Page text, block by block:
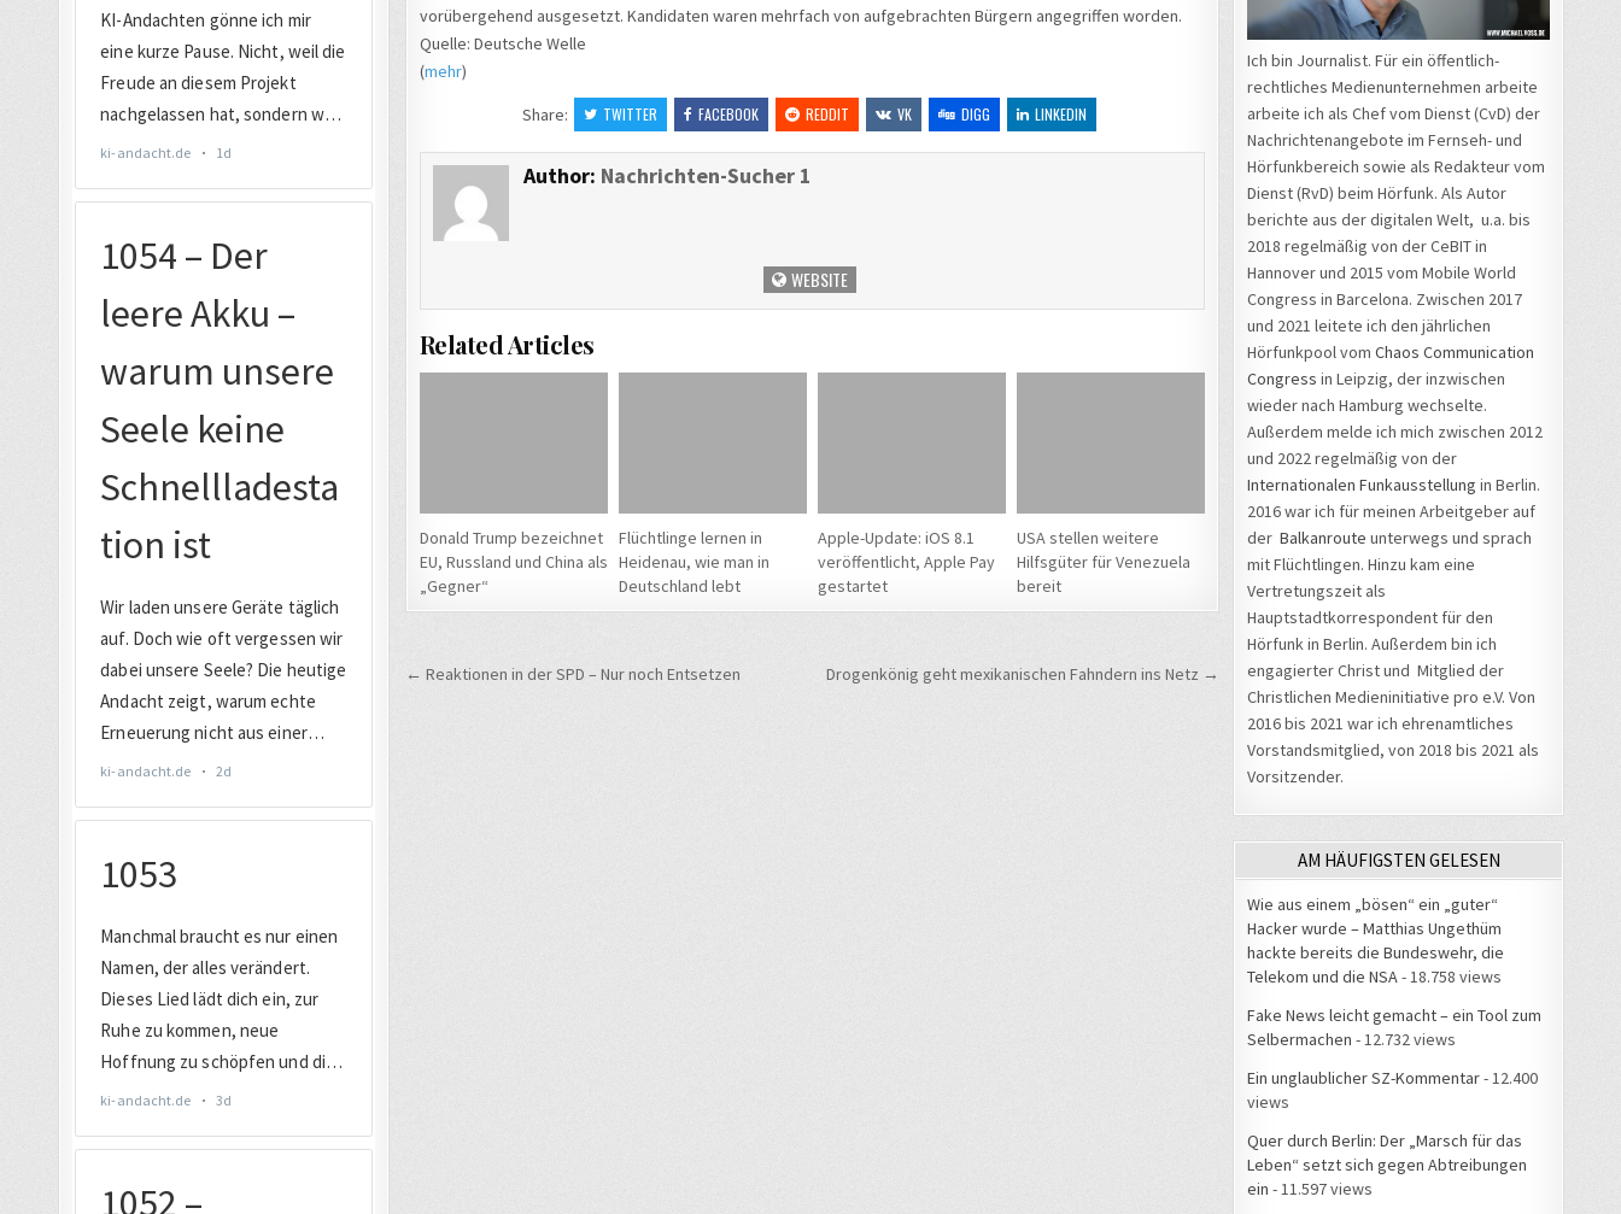
vorübergehend ausgesetzt. Kandidaten waren mehrfach von aufgebrachten Bürgern angegriffen worden.
Quelle: Deutsche Welle
(mehr)
Share:
TWITTER FACEBOOK REDDIT VK DIGG LINKEDIN
Author: Nachrichten-Sucher 1
WEBSITE
Related Articles
Donald Trump bezeichnet
EU, Russland und China als
„Gegner“
Flüchtlinge lernen in
Heidenau, wie man in
Deutschland lebt
Apple-Update: iOS 8.1
veröffentlicht, Apple Pay
gestartet
USA stellen weitere
Hilfsgüter für Venezuela
bereit
Beitragsnavigation Drogenkönig geht mexikanischen Fahndern ins Netz →
← Reaktionen in der SPD – Nur noch Entsetzen
Ich bin Journalist. Für ein öffentlich-
rechtliches Medienunternehmen arbeite
arbeite ich als Chef vom Dienst (CvD) der
Nachrichtenangebote im Fernseh- und
Hörfunkbereich sowie als Redakteur vom
Dienst (RvD) beim Hörfunk. Als Autor
berichte aus der digitalen Welt, u.a. bis
2018 regelmäßig von der CeBIT in
Hannover und 2015 vom Mobile World
Congress in Barcelona. Zwischen 2017
und 2021 leitete ich den jährlichen
Hörfunkpool vom Chaos Communication
Congress in Leipzig, der inzwischen
wieder nach Hamburg wechselte.
Außerdem melde ich mich zwischen 2012
und 2022 regelmäßig von der
Internationalen Funkausstellung in Berlin.
2016 war ich für meinen Arbeitgeber auf
der Balkanroute unterwegs und sprach
mit Flüchtlingen. Hinzu kam eine
Vertretungszeit als
Hauptstadtkorrespondent für den
Hörfunk in Berlin. Außerdem bin ich
engagierter Christ und Mitglied der
Christlichen Medieninitiative pro e.V. Von
2016 bis 2021 war ich ehrenamtliches
Vorstandsmitglied, von 2018 bis 2021 als
Vorsitzender.
AM HÄUFIGSTEN GELESEN
Wie aus einem „bösen“ ein „guter“
Hacker wurde – Matthias Ungethüm
hackte bereits die Bundeswehr, die
Telekom und die NSA - 18.758 views
Fake News leicht gemacht – ein Tool zum
Selbermachen - 12.732 views
Ein unglaublicher SZ-Kommentar- 12.400
views
Quer durch Berlin: Der „Marsch für das
Leben“ setzt sich gegen Abtreibungen
ein - 11.597 views